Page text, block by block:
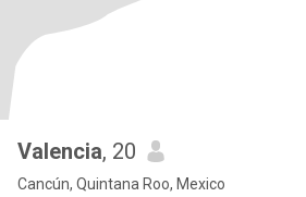
Valencia, 20
Cancún, Quintana Roo, Mexico